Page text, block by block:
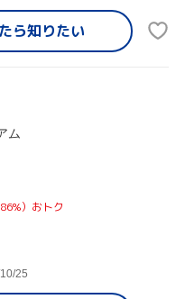
ら知りたい
ム
）おトク
25